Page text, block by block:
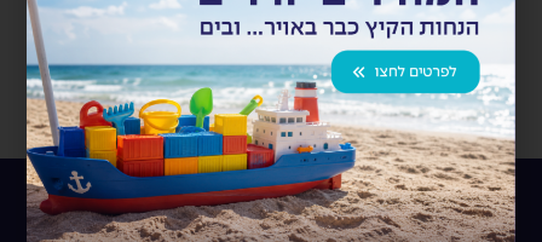
ראשי